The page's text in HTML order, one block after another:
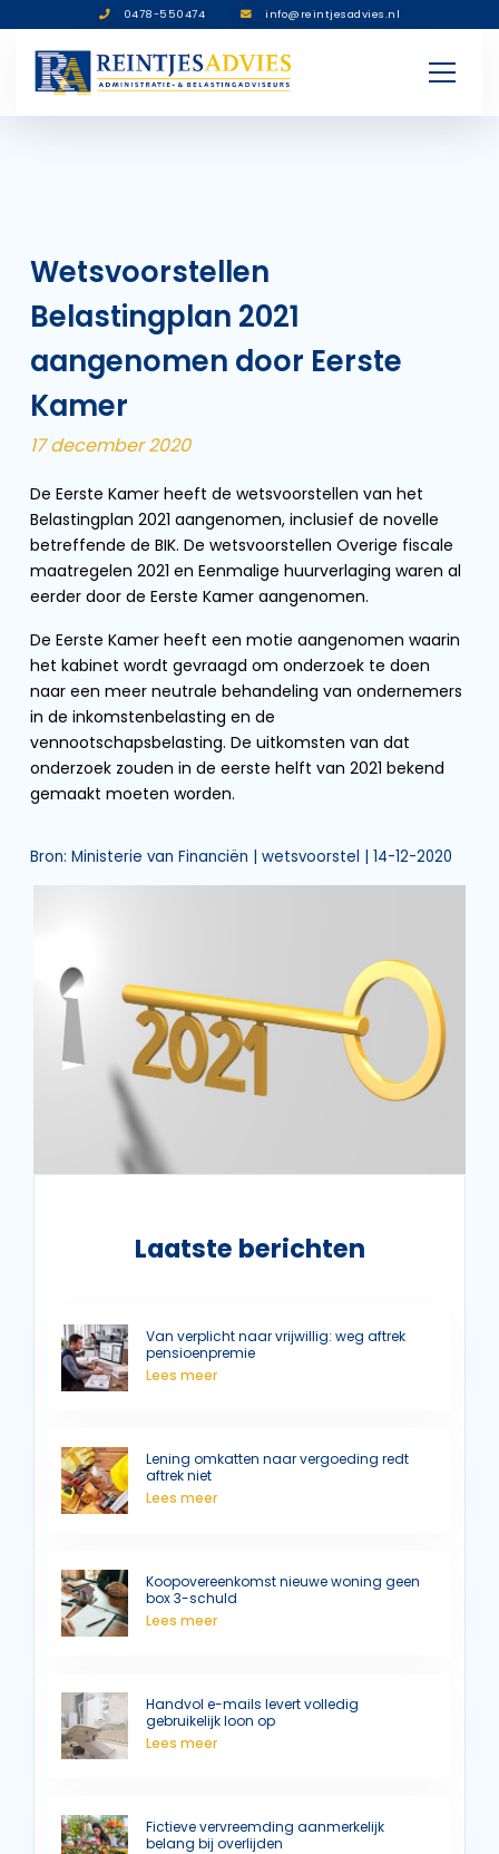
0478-550474 info@reintjesadvies.nl
Wetsvoorstellen
Belastingplan 2021
aangenomen door Eerste
Kamer
17 december 2020
De Eerste Kamer heeft de wetsvoorstellen van het
Belastingplan 2021 aangenomen, inclusief de novelle
betreffende de BIK. De wetsvoorstellen Overige fiscale
maatregelen 2021 en Eenmalige huurverlaging waren al
eerder door de Eerste Kamer aangenomen.
De Eerste Kamer heeft een motie aangenomen waarin
het kabinet wordt gevraagd om onderzoek te doen
naar een meer neutrale behandeling van ondernemers
in de inkomstenbelasting en de
vennootschapsbelasting. De uitkomsten van dat
onderzoek zouden in de eerste helft van 2021 bekend
gemaakt moeten worden.
Bron: Ministerie van Financiën | wetsvoorstel | 14-12-2020
Laatste berichten
Van verplicht naar vrijwillig: weg aftrek
pensioenpremie
Lees meer
Lening omkatten naar vergoeding redt
aftrek niet
Lees meer
Koopovereenkomst nieuwe woning geen
box 3-schuld
Lees meer
Handvol e-mails levert volledig
gebruikelijk loon op
Lees meer
Fictieve vervreemding aanmerkelijk
belang bij overlijden